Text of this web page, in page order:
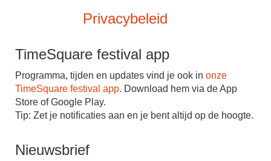
Privacybeleid
TimeSquare festival app
Programma, tijden en updates vind je ook in onze
TimeSquare festival app. Download hem via de App
Store of Google Play.
Tip: Zet je notiﬁcaties aan en je bent altijd op de hoogte.
Nieuwsbrief